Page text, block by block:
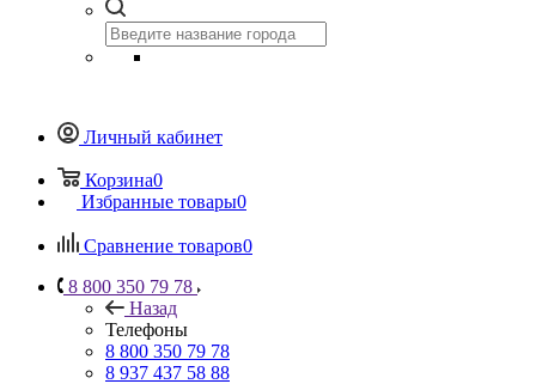
Личный кабинет
Корзина0
Избранные товары0
Сравнение товаров0
8 800 350 79 78
Назад
Телефоны
8 800 350 79 78
8 937 437 58 88